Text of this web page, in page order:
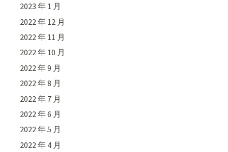
2023 年 1 月
2022 年 12 月
2022 年 11 月
2022 年 10 月
2022 年 9 月
2022 年 8 月
2022 年 7 月
2022 年 6 月
2022 年 5 月
2022 年 4 月